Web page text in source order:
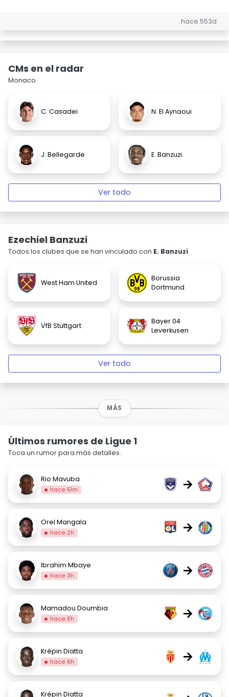
hace 553d
CMs en el radar
Monaco
C. Casadei N. El Aynaoui
J. Bellegarde E. Banzuzi
Ver todo
Ezechiel Banzuzi
Todos los clubes que se han vinculado con E. Banzuzi.
West Ham United
Borussia
Dortmund
VfB Stuttgart
Bayer 04
Leverkusen
Ver todo
MÁS
Últimos rumores de Ligue 1
Toca un rumor para más detalles.
Rio Mavuba
hace 51m →
Orel Mangala
hace 2h →
Ibrahim Mbaye
hace 3h →
Mamadou Doumbia
hace 6h →
Krépin Diatta
hace 6h →
Krépin Diatta